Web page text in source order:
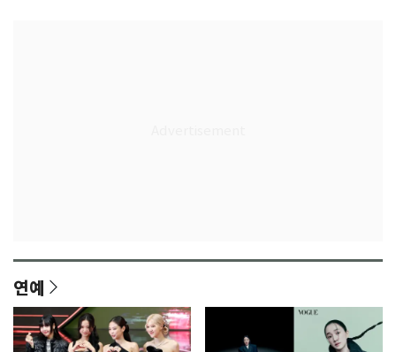
연예